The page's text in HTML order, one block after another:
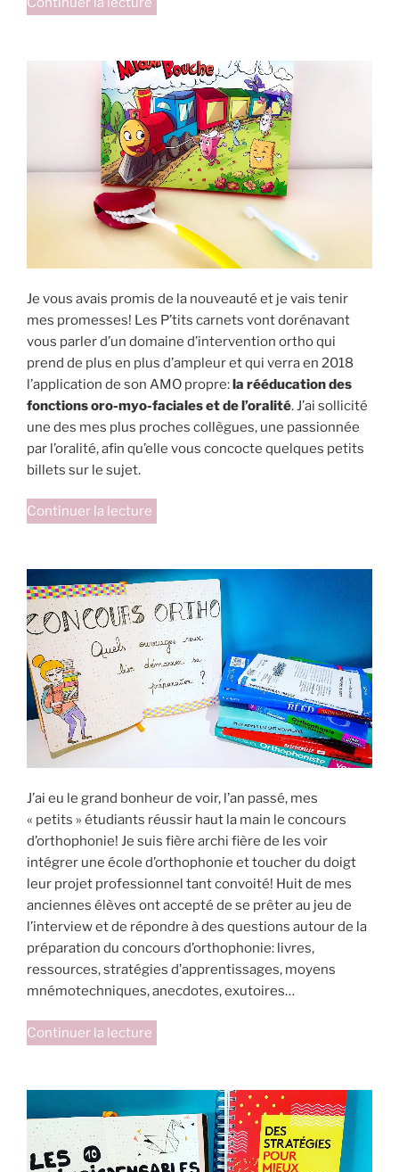
jeu
Deducto! »
Je vous avais promis de la nouveauté et je vais tenir
mes promesses! Les P’tits carnets vont dorénavant
vous parler d’un domaine d’intervention ortho qui
prend de plus en plus d’ampleur et qui verra en 2018
l’application de son AMO propre:la rééducation des
fonctions oro-myo-faciales et de l’oralité. J’ai sollicité
une des mes plus proches collègues, une passionnée
par l’oralité, afin qu’elle vous concocte quelques petits
billets sur le sujet.
Continuer la lecture
la
petite
nouveauté
pour
l’oralité »
J’ai eu le grand bonheur de voir, l’an passé, mes
« petits » étudiants réussir haut la main le concours
d’orthophonie! Je suis fière archi fière de les voir
intégrer une école d’orthophonie et toucher du doigt
leur projet professionnel tant convoité! Huit de mes
anciennes élèves ont accepté de se prêter au jeu de
l’interview et de répondre à des questions autour de la
préparation du concours d’orthophonie: livres,
ressources, stratégies d’apprentissages, moyens
mnémotechniques, anecdotes, exutoires…
Continuer la lecture
pour
bien
démarrer